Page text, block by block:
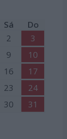
Sá
Do
2
3
9
10
16
17
23
24
30 31